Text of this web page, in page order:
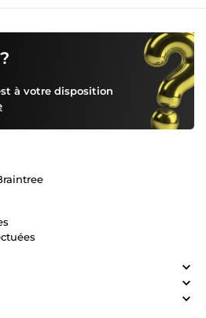
à votre disposition